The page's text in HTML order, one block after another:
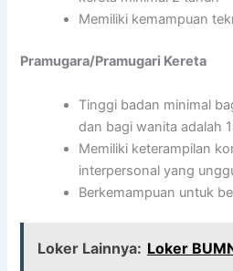
Memiliki kemampuan
Pramugara/Pramugari Kereta
Tinggi badan minimal
dan bagi wanita adalah
Memiliki keterampilan
interpersonal yang
Berkemampuan untuk
Loker Lainnya: Loker